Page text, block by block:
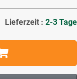
Lieferzeit : 2-3 Tage